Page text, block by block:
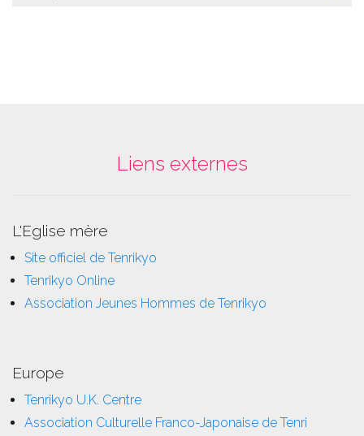
Liens externes
L'Eglise mère
Site officiel de Tenrikyo
Tenrikyo Online
Association Jeunes Hommes de Tenrikyo
Europe
Tenrikyo U.K. Centre
Association Culturelle Franco-Japonaise de Tenri